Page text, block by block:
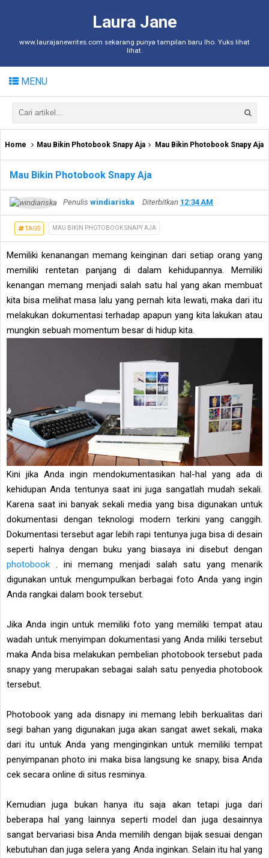
Laura Jane
www.laurajanewrites.com sekarang punya tampilan baru lho. Yuks lihat
lihat.
MENU
Home Mau Bikin Photobook Snapy Aja Mau Bikin Photobook Snapy Aja
Mau Bikin Photobook Snapy Aja
Penulis windiariska Diterbitkan 12:34 AM
TAGS MAU BIKIN PHOTOBOOK SNAPY AJA
Memiliki kenanangan memang keinginan dari setiap orang yang
memiliki rentetan panjang di dalam kehidupannya. Memiliki
kenangan memang menjadi salah satu hal yang akan membuat
kita bisa melihat masa lalu yang pernah kita lewati, maka dari itu
melakukan dokumentasi terhadap apapun yang kita lakukan atau
mungkin sebuah momentum besar di hidup kita.
Kini jika Anda ingin mendokumentasikan hal-hal yang ada di
kehidupan Anda tentunya saat ini juga sangatlah mudah sekali.
Karena saat ini banyak sekali media yang bisa digunakan untuk
dokumentasi dengan teknologi modern terkini yang canggih.
Dokumentasi tersebut agar lebih rapi tentunya juga bisa di desain
seperti halnya dengan buku yang biasaya ini disebut dengan
photobook . ini memang menjadi salah satu yang menarik
digunakan untuk mengumpulkan berbagai foto Anda yang ingin
Anda rangkai dalam book tersebut.
Jika Anda ingin untuk memiliki foto yang memiliki tempat atau
wadah untuk menyimpan dokumentasi yang Anda miliki tersebut
maka Anda bisa melakukan pembelian photobook tersebut pada
snapy yang merupakan sebagai salah satu penyedia photobook
tersebut.
Photobook yang ada disnapy ini memang lebih berkualitas dari
segi bahan yang digunakan juga akan sangat awet sekali, maka
dari itu untuk Anda yang menginginkan untuk memiliki tempat
penyimpanan photo ini maka bisa langsung ke snapy, bisa Anda
cek secara online di situs resminya.
Kemudian juga bukan hanya itu saja akan tetapi juga dari
beberapa hal yang lainnya seperti model dan juga desainnya
sangat bervariasi bisa Anda memilih dengan bijak sesuai dengan
kebutuhan dan juga selera yang Anda inginkan. Selain itu hal yang